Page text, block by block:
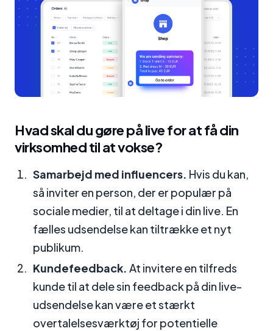
Hvad skal du gøre på live for at få din
virksomhed til at vokse?
Samarbejd med influencers. Hvis du kan,
så inviter en person, der er populær på
sociale medier, til at deltage i din live. En
fælles udsendelse kan tiltrække et nyt
publikum.
Kundefeedback. At invitere en tilfreds
kunde til at dele sin feedback på din live-
udsendelse kan være et stærkt
overtalelsesværktøj for potentielle